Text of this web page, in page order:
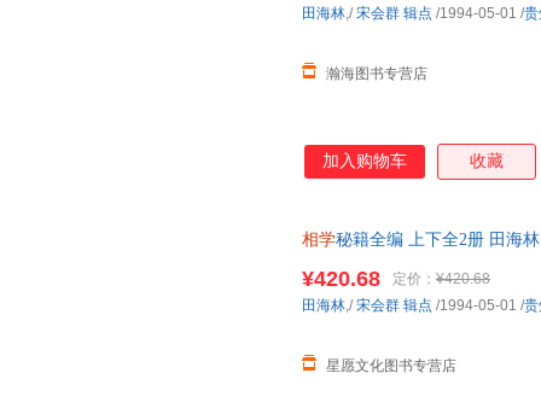
瀚海图书专营店
田海林,/宋会群 辑点 /1994-05-01 /
加入购物车 收藏
相学秘籍全编 上下全2册 田海
¥420.68 定价： ¥420.68
星愿文化图书专营店
田海林,/宋会群 辑点 /1994-05-01 /